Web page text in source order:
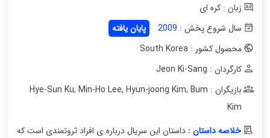
زبان : کره ای
سال شروع پخش : 2009
پایان یافته
محصول کشور : South Korea
کارگردان : Jeon Ki-Sang
بازیگران : Hye-Sun Ku
, Min-Ho Lee, Hyun-joong Kim, Bum
Kim
خلاصه داستان :داستان این سریال درباره ی افراد ثروتمندی است که